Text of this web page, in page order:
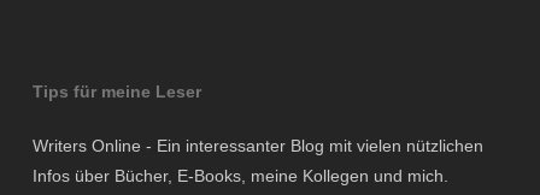
Tips für meine Leser
Writers Online - Ein interessanter Blog mit vielen nützlichen
Infos über Bücher, E-Books, meine Kollegen und mich.